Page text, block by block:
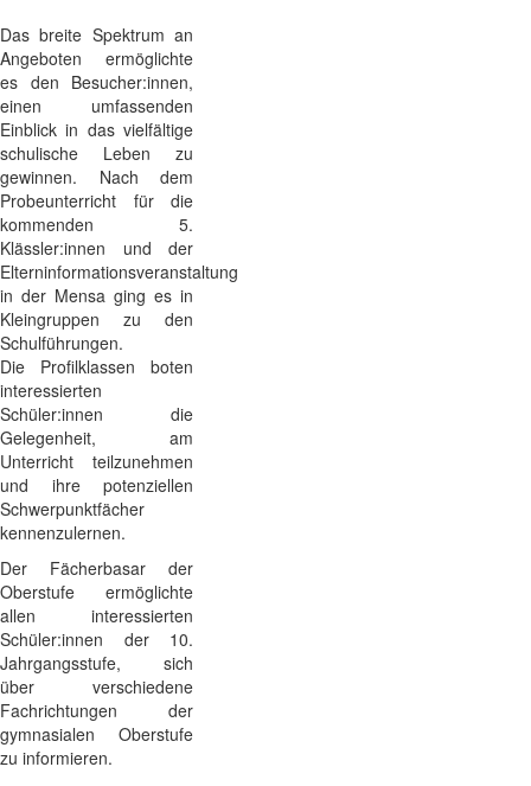
Das breite Spektrum an
Angeboten ermöglichte
es den Besucher:innen,
einen umfassenden
Einblick in das vielfältige
schulische Leben zu
gewinnen. Nach dem
Probeunterricht für die
kommenden 5.
Klässler:innen und der
Elterninformationsveranstaltung
in der Mensa ging es in
Kleingruppen zu den
Schulführungen.
Die Profilklassen boten
interessierten
Schüler:innen die
Gelegenheit, am
Unterricht teilzunehmen
und ihre potenziellen
Schwerpunktfächer
kennenzulernen.
Der Fächerbasar der
Oberstufe ermöglichte
allen interessierten
Schüler:innen der 10.
Jahrgangsstufe, sich
über verschiedene
Fachrichtungen der
gymnasialen Oberstufe
zu informieren.